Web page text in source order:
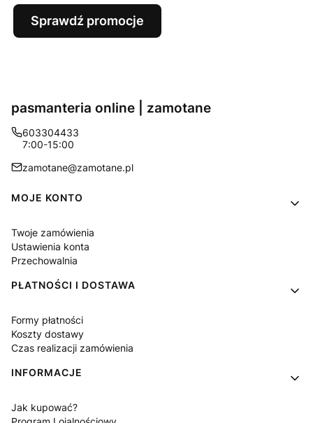
Sprawdź promocje
pasmanteria online | zamotane
603304433
7:00-15:00
zamotane@zamotane.pl
Linki w stopce
MOJE KONTO
Twoje zamówienia
Ustawienia konta
Przechowalnia
PŁATNOŚCI I DOSTAWA
Formy płatności
Koszty dostawy
Czas realizacji zamówienia
INFORMACJE
Jak kupować?